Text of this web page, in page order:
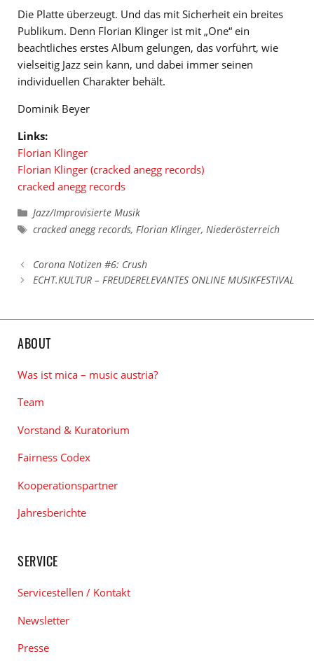
Die Platte überzeugt. Und das mit Sicherheit ein breites
Publikum. Denn Florian Klinger ist mit „One“ ein
beachtliches erstes Album gelungen, das vorführt, wie
vielseitig Jazz sein kann, und dabei immer seinen
individuellen Charakter behält.
Dominik Beyer
Links:
Florian Klinger
Florian Klinger (cracked anegg records)
cracked anegg records
Kategorien
Jazz/Improvisierte Musik
Schlagwörter
cracked anegg records,Florian Klinger,Niederösterreich
Corona Notizen #6: Crush
ECHT.KULTUR – FREUDERELEVANTES ONLINE MUSIKFESTIVAL
ABOUT
Was ist mica – music austria?
Team
Vorstand & Kuratorium
Fairness Codex
Kooperationspartner
Jahresberichte
SERVICE
Servicestellen / Kontakt
Newsletter
Presse